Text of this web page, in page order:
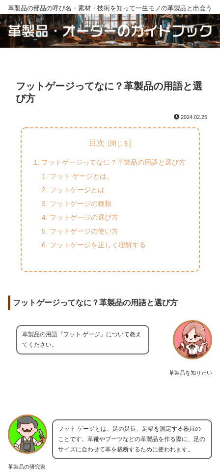
革製品の部品の呼び名・素材・技術を知って一生モノの革製品と出会う
フットゲージってなに？革製品の用語と選
び方
2024.02.25
目次
フットゲージってなに？革製品の用語と選び方
フット ゲージとは。
フットゲージとは
フットゲージの種類
フットゲージの選び方
フットゲージの使い方
フットゲージを正しく理解する
フットゲージってなに？革製品の用語と選び方
革製品を知りたい
革製品の用語『フット ゲージ』について教え
てください。
革製品の研究家
フット ゲージとは、足の足長、足幅を測定する器具の
ことです。革靴やブーツなどの革製品を作る際に、足の
サイズに合わせて革を裁断するために使われます。